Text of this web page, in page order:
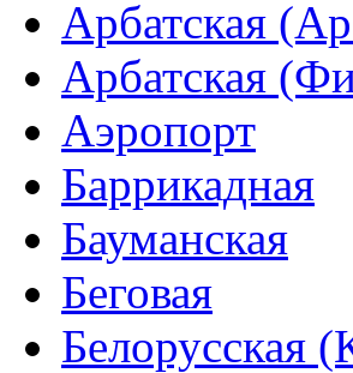
Арбатская
Арбатская
Аэропорт
Баррикадная
Бауманская
Беговая
Белорусская